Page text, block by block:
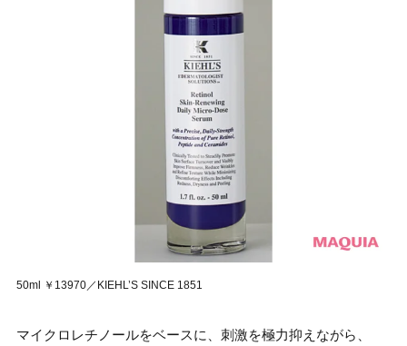
50ml ￥13970／KIEHL’S SINCE 1851
マイクロレチノールをベースに、刺激を極力抑えながら、